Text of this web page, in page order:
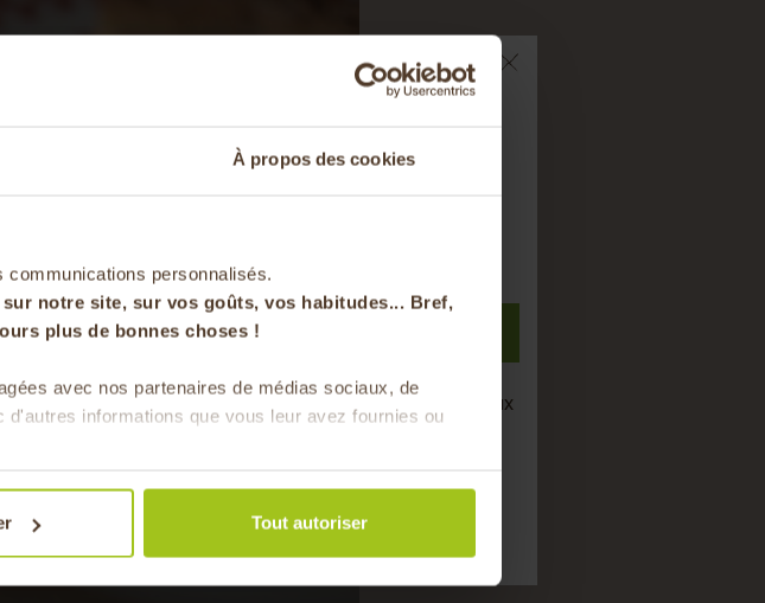
À propos des cookies
communications personnalisés.
notre site, sur vos goûts, vos habitudes... Bref,
plus de bonnes choses !
avec nos partenaires de médias sociaux, de
informations que vous leur avez fournies ou
Tout autoriser
-20% offerts sur votre
panier
en vous inscrivant à notre newsletter
faire le plein chaque semaine de bons produits locaux
& de saison !